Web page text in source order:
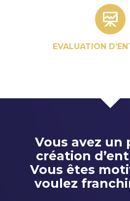
EVALUATION
Vous avez un
création
Vous êtes
voulez